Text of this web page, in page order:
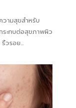
วามสุขสำหรับ
ะทบต่อสุขภาพผิว
วรอย...